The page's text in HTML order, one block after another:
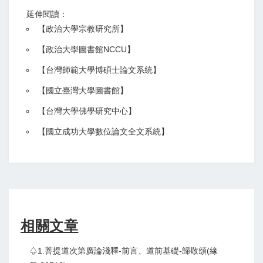
延伸閱讀：
【政治大學宗教研究所】
【政治大學圖書館NCCU】
【台灣師範大學博碩士論文系統】
【 國立臺灣大學圖書館】
【台灣大學佛學研究中心】
【 國立成功大學數位論文全文系統】
相關文章
♤1.菩提道次第廣論淺釋-前言、道前基礎-歸敬頌(緣